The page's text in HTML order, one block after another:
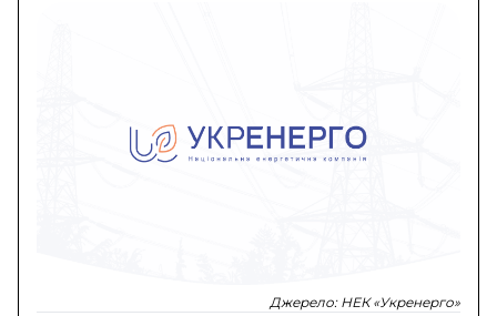
Джерело: НЕК «Укренерго»